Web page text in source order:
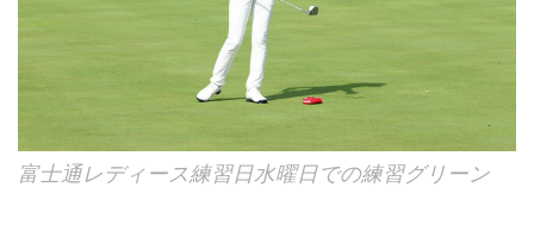
富士通レディース練習日水曜日での練習グリーン